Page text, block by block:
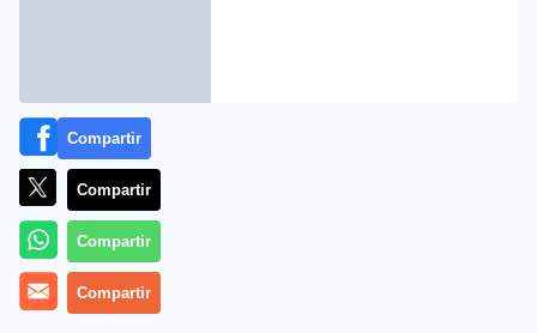
Negro se le está poniendo a Pedro Sánchez (
Compartir
Compartir
Compartir
Compartir